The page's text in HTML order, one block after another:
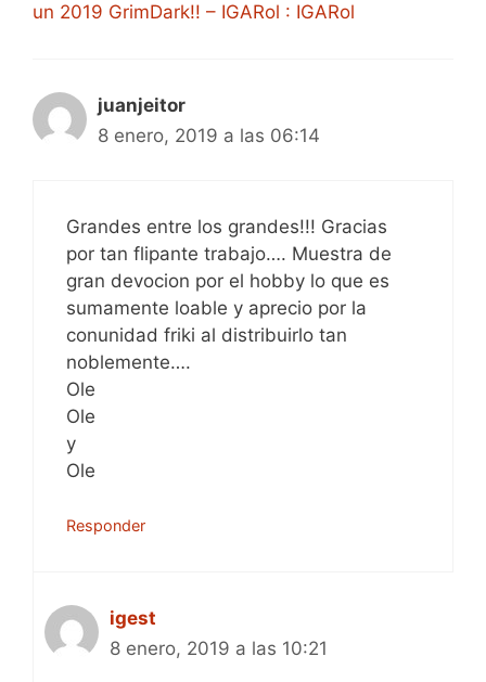
un 2019 GrimDark!! – IGARol : IGARol
juanjeitor
8 enero, 2019 a las 06:14
Grandes entre los grandes!!! Gracias
por tan flipante trabajo…. Muestra de
gran devocion por el hobby lo que es
sumamente loable y aprecio por la
conunidad friki al distribuirlo tan
noblemente….
Ole
Ole
y
Ole
Responder
igest
8 enero, 2019 a las 10:21